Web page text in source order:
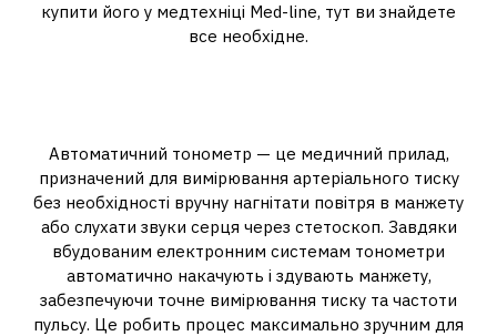
купити його у медтехніці Med-line, тут ви знайдете
все необхідне.
Автоматичний тонометр — це медичний прилад,
призначений для вимірювання артеріального тиску
без необхідності вручну нагнітати повітря в манжету
або слухати звуки серця через стетоскоп. Завдяки
вбудованим електронним системам тонометри
автоматично накачують і здувають манжету,
забезпечуючи точне вимірювання тиску та частоти
пульсу. Це робить процес максимально зручним для